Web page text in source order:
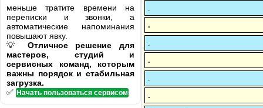
меньше тратите времени на
переписки и звонки, а
автоматические напоминания
повышают явку.
💡 Отличное решение для
мастеров, студий и
сервисных команд, которым
важны порядок и стабильная
загрузка.
✅ Начать пользоваться сервисом
.
.
.